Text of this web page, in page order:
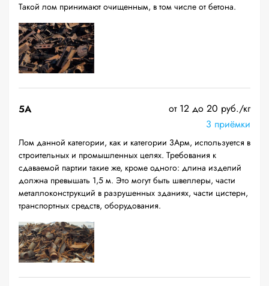
Такой лом принимают очищенным, в том числе от бетона.
5А
от 12 до 20 руб./кг
3 приёмки
Лом данной категории, как и категории 3Арм, используется в
строительных и промышленных целях. Требования к
сдаваемой партии такие же, кроме одного: длина изделий
должна превышать 1,5 м. Это могут быть швеллеры, части
металлоконструкций в разрушенных зданиях, части цистерн,
транспортных средств, оборудования.